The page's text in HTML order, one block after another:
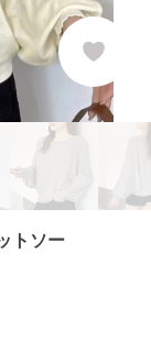
トソー